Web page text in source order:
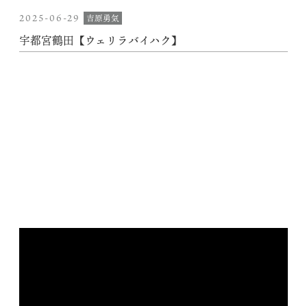
2025-06-29 吉原勇気
宇都宮鶴田【ウェリラバイハク】